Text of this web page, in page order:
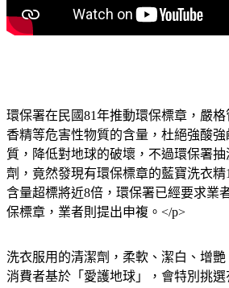
環保署在民國81年推動環保標章，嚴
香精等危害性物質的含量，杜絕強酸
質，降低對地球的破壞，不過環保署抽
劑，竟然發現有環保標章的藍寶洗衣精
含量超標將近8倍，環保署已經要求業
保標章，業者則提出申複。</p>
洗衣服用的清潔劑，柔軟、潔白、增
消費者基於「愛護地球」，會特別挑